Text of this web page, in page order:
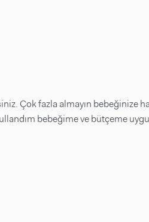
Çok fazla almayın bebeğinize
bebeğime ve bütçeme